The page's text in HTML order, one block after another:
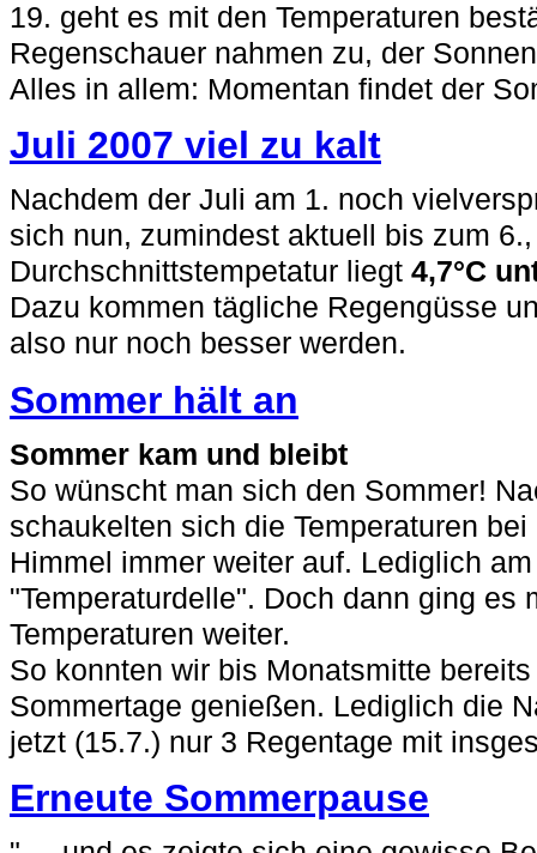
19. geht es mit den Temperaturen
Regenschauer nahmen zu, der
Alles in allem: Momentan findet der
Juli 2007 viel zu kalt
Nachdem der Juli am 1. noch
sich nun, zumindest aktuell bis zum
Durchschnittstempetatur liegt 4,7°C
Dazu kommen tägliche Regengüsse
also nur noch besser werden.
Sommer hält an
Sommer kam und bleibt
So wünscht man sich den Sommer!
schaukelten sich die Temperaturen
Himmel immer weiter auf. Lediglich
"Temperaturdelle". Doch dann ging es
Temperaturen weiter.
So konnten wir bis Monatsmitte
Sommertage genießen. Lediglich die
jetzt (15.7.) nur 3 Regentage mit
Erneute Sommerpause